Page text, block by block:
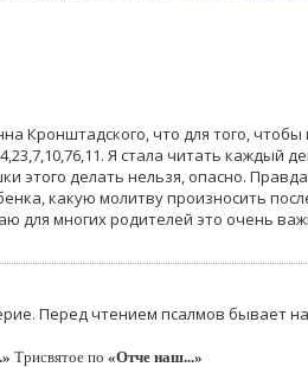
Кронштадского, что для того, чтобы
Я стала читать каждый
этого делать нельзя, опасно.
какую молитву произносить
для многих родителей это очень
Перед чтением псалмов бывает
Трисвятое по «Отче наш...»